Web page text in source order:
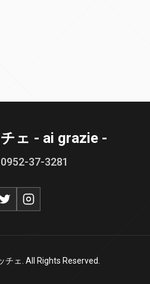
ェ - ai grazie -
37-3281
ェ. All Rights Reserved.